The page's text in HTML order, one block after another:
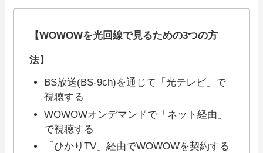
【WOWOWを光回線で見るための3つの方
法】
BS放送(BS-9ch)を通じて「光テレビ」で
視聴する
WOWOWオンデマンドで「ネット経由」
で視聴する
「ひかりTV」経由でWOWOWを契約する